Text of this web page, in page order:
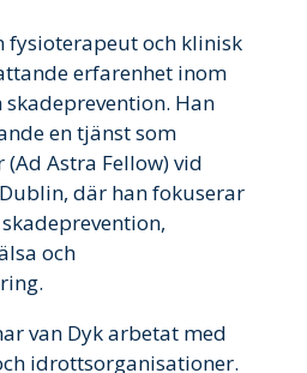
fysioterapeut och klinisk
erfarenhet inom
Han
en tjänst som
(Ad Astra Fellow) vid
där han fokuserar
och
van Dyk arbetat med
idrottsorganisationer.